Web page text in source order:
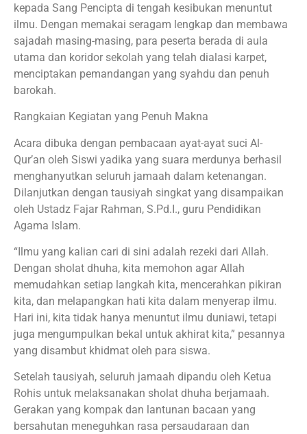
kepada Sang Pencipta di tengah kesibukan menuntut
ilmu. Dengan memakai seragam lengkap dan membawa
sajadah masing-masing, para peserta berada di aula
utama dan koridor sekolah yang telah dialasi karpet,
menciptakan pemandangan yang syahdu dan penuh
barokah.
Rangkaian Kegiatan yang Penuh Makna
Acara dibuka dengan pembacaan ayat-ayat suci Al-
Qur’an oleh Siswi yadika yang suara merdunya berhasil
menghanyutkan seluruh jamaah dalam ketenangan.
Dilanjutkan dengan tausiyah singkat yang disampaikan
oleh Ustadz Fajar Rahman, S.Pd.I., guru Pendidikan
Agama Islam.
“Ilmu yang kalian cari di sini adalah rezeki dari Allah.
Dengan sholat dhuha, kita memohon agar Allah
memudahkan setiap langkah kita, mencerahkan pikiran
kita, dan melapangkan hati kita dalam menyerap ilmu.
Hari ini, kita tidak hanya menuntut ilmu duniawi, tetapi
juga mengumpulkan bekal untuk akhirat kita,” pesannya
yang disambut khidmat oleh para siswa.
Setelah tausiyah, seluruh jamaah dipandu oleh Ketua
Rohis untuk melaksanakan sholat dhuha berjamaah.
Gerakan yang kompak dan lantunan bacaan yang
bersahutan meneguhkan rasa persaudaraan dan